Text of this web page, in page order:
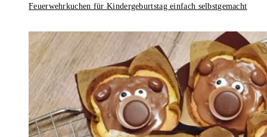
Feuerwehrkuchen für Kindergeburtstag einfach selbstgemacht